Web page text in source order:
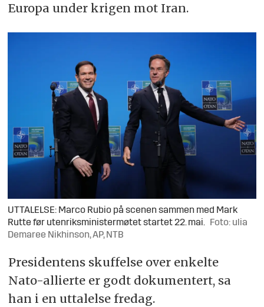
Europa under krigen mot Iran.
UTTALELSE: Marco Rubio på scenen sammen med Mark
Rutte før utenriksministermøtet startet 22. mai.
Foto: ulia
Demaree Nikhinson, AP, NTB
Presidentens skuffelse over enkelte
Nato-allierte er godt dokumentert, sa
han i en uttalelse fredag.